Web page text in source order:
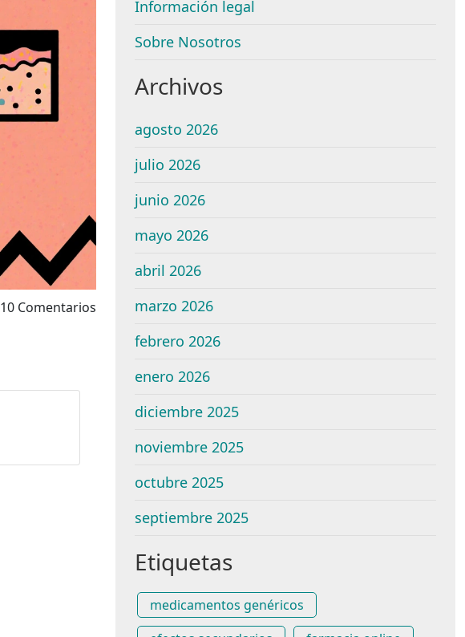
10 Comentarios
Información legal
Sobre Nosotros
Archivos
agosto 2026
julio 2026
junio 2026
mayo 2026
abril 2026
marzo 2026
febrero 2026
enero 2026
diciembre 2025
noviembre 2025
octubre 2025
septiembre 2025
Etiquetas
medicamentos genéricos